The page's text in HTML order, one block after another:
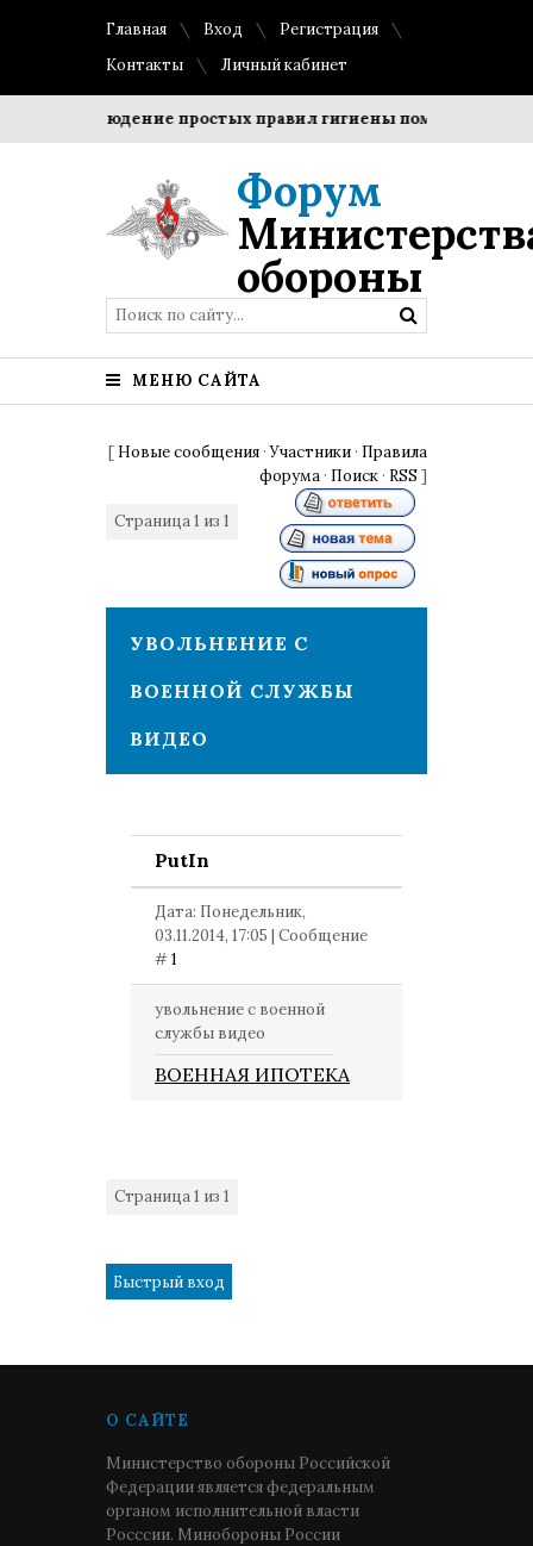
Главная Вход
Регистрация
Контакты
Личный кабинет
Соблюдение простых правил гигиены помогает
Форум
обороны
МЕНЮ САЙТА
[ Новые сообщения ·Участники · Правила
форума · Поиск · RSS ]
Страница1 из 1
УВОЛЬНЕНИЕ С
ВОЕННОЙ СЛУЖБЫ
ВИДЕО
PutIn
Дата: Понедельник,
03.11.2014, 17:05 | Сообщение
#1
увольнение с военной
службы видео
ВОЕННАЯ ИПОТЕКА
Страница1 из 1
О САЙТЕ
Министерство обороны Российской
Федерации является федеральным
органом исполнительной власти
Росссии. Минобороны России